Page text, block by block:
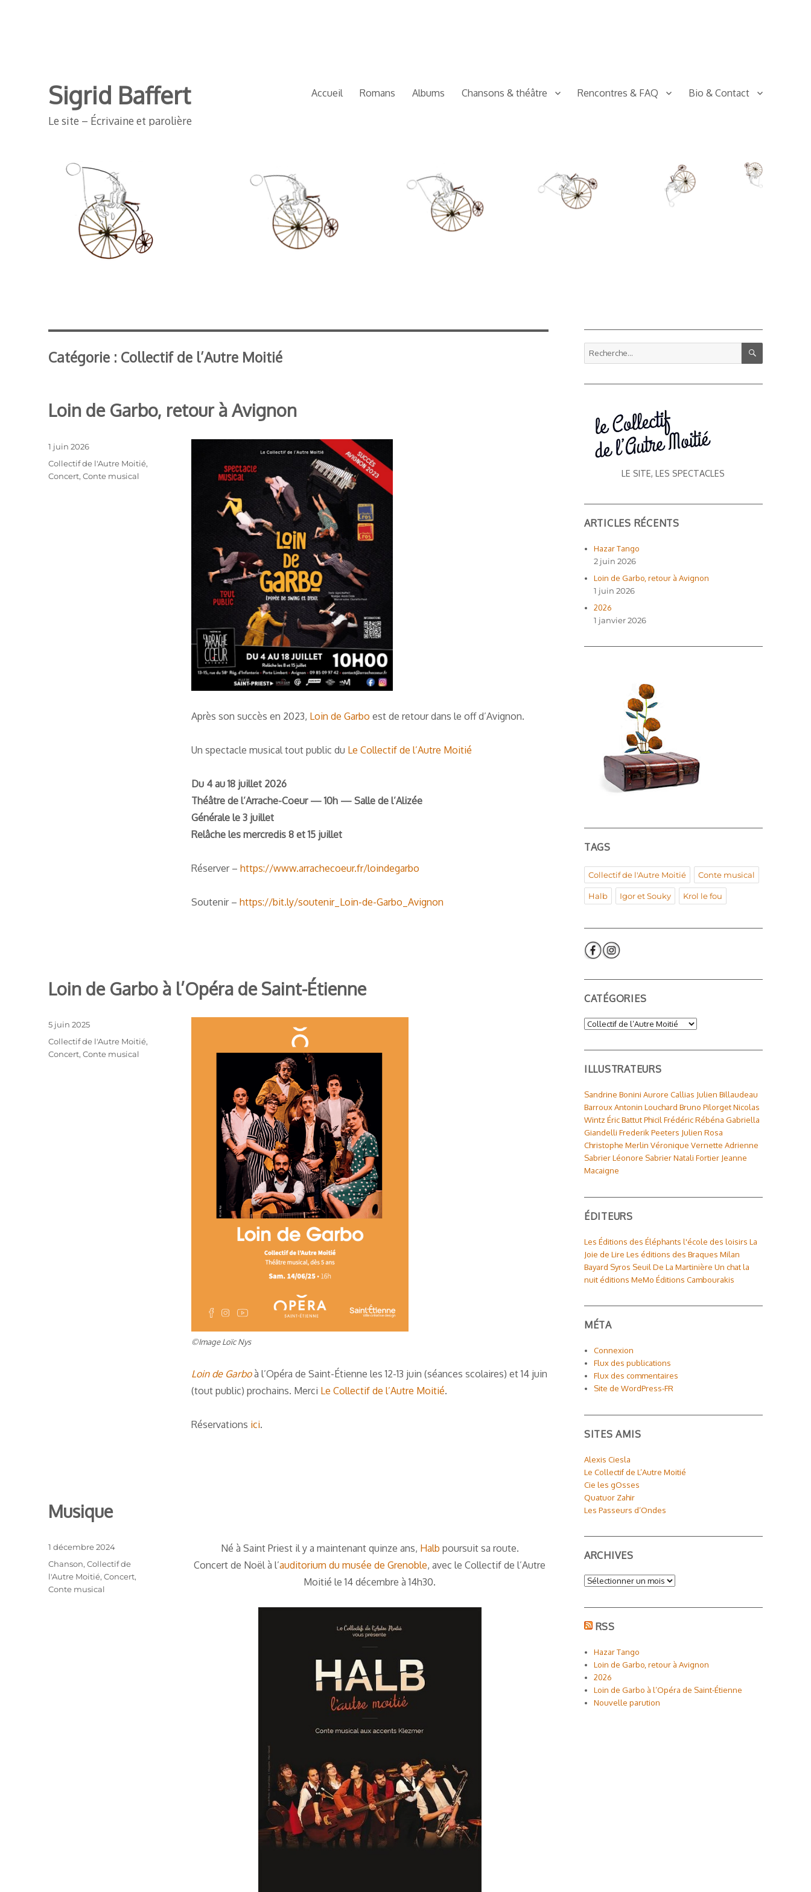
Sigrid Baffert
Le site – Écrivaine et parolière
Accueil Romans Albums Chansons & théâtre Rencontres & FAQ Bio & Contact
Catégorie : Collectif de l’Autre Moitié
Loin de Garbo, retour à Avignon
Après son succès en 2023, Loin de Garbo est de retour dans le off d’Avignon.
Un spectacle musical tout public du Le Collectif de l’Autre Moitié
Du 4 au 18 juillet 2026
Théâtre de l’Arrache-Coeur — 10h — Salle de l’Alizée
Générale le 3 juillet
Relâche les mercredis 8 et 15 juillet
Réserver – https://www.arrachecoeur.fr/loindegarbo
Soutenir – https://bit.ly/soutenir_Loin-de-Garbo_Avignon
Publié
le
1 juin 2026
Catégories
Collectif de l'Autre Moitié,
Concert,Conte musical
Loin de Garbo à l’Opéra de Saint-Étienne
©Image Loïc Nys
Loin de Garboà l’Opéra de Saint-Étienne les 12-13 juin (séances scolaires) et 14 juin
(tout public) prochains. Merci Le Collectif de l’Autre Moitié.
Réservations ici.
Publié
le
5 juin 2025
Catégories
Collectif de l'Autre Moitié,
Concert,Conte musical
Musique
Né à Saint Priest il y a maintenant quinze ans, Halb poursuit sa route.
Concert de Noël à l’auditorium du musée de Grenoble, avec le Collectif de l’Autre
Moitié le 14 décembre à 14h30.
Publié
le
1 décembre 2024
Catégories
Chanson,Collectif de
l'Autre Moitié,Concert,
Conte musical
Recherche
pour :
RECHERCHE
LE SITE, LES SPECTACLES
ARTICLES RÉCENTS
Hazar Tango
2 juin 2026
Loin de Garbo, retour à Avignon
1 juin 2026
2026
1 janvier 2026
TAGS
Collectif de l'Autre Moitié Conte musical
Halb Igor et Souky Krol le fou
CATÉGORIES
Catégories
ILLUSTRATEURS
Sandrine Bonini Aurore Callias Julien Billaudeau
BarrouxAntonin Louchard Bruno PilorgetNicolas
WintzÉric BattutPhicilFrédéric Rébéna Gabriella
Giandelli Frederik Peeters Julien Rosa
Christophe Merlin Véronique Vernette Adrienne
SabrierLéonore SabrierNatali Fortier Jeanne
Macaigne
ÉDITEURS
Les Éditions des Éléphants l'école des loisirs La
Joie de Lire Les éditions des Braques Milan
Bayard Syros Seuil De La Martinière Un chat la
nuit éditions MeMo Éditions Cambourakis
MÉTA
Connexion
Flux des publications
Flux des commentaires
Site de WordPress-FR
SITES AMIS
Alexis Ciesla
Le Collectif de L’Autre Moitié
Cie les gOsses
Quatuor Zahir
Les Passeurs d’Ondes
ARCHIVES
Archives
RSS
Hazar Tango
Loin de Garbo, retour à Avignon
2026
Loin de Garbo à l’Opéra de Saint-Étienne
Nouvelle parution